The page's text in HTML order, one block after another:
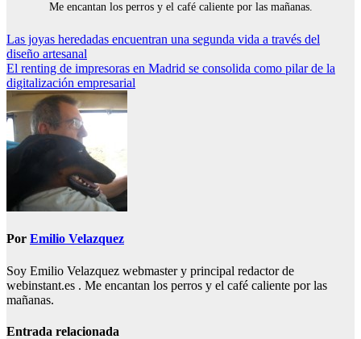
Me encantan los perros y el café caliente por las mañanas.
Navegación
de
entradas
Las joyas heredadas encuentran una segunda vida a través del
diseño artesanal
El renting de impresoras en Madrid se consolida como pilar de la
digitalización empresarial
Por Emilio Velazquez
Soy Emilio Velazquez webmaster y principal redactor de
webinstant.es . Me encantan los perros y el café caliente por las
mañanas.
Entrada relacionada